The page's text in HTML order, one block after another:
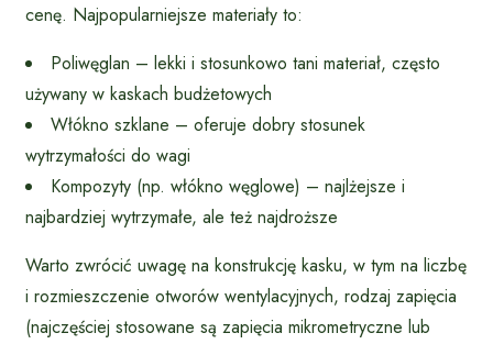
cenę. Najpopularniejsze materiały to:
Poliwęglan – lekki i stosunkowo tani materiał, często
używany w kaskach budżetowych
Włókno szklane – oferuje dobry stosunek
wytrzymałości do wagi
Kompozyty (np. włókno węglowe) – najlżejsze i
najbardziej wytrzymałe, ale też najdroższe
Warto zwrócić uwagę na konstrukcję kasku, w tym na liczbę
i rozmieszczenie otworów wentylacyjnych, rodzaj zapięcia
(najczęściej stosowane są zapięcia mikrometryczne lub